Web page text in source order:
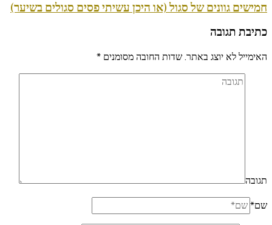
חמישים גוונים של סגול (או היכן עשיתי פסים סגולים בשיער)
כתיבת תגובה
האימייל לא יוצג באתר.שדות החובה מסומנים *
תגובה
שם*